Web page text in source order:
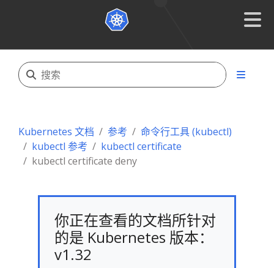
Kubernetes 文档 参考
命令行工具 (kubectl)
kubectl 参考
kubectl certificate
kubectl certificate deny
你正在查看的文档所针对
的是 Kubernetes 版本：
v1.32